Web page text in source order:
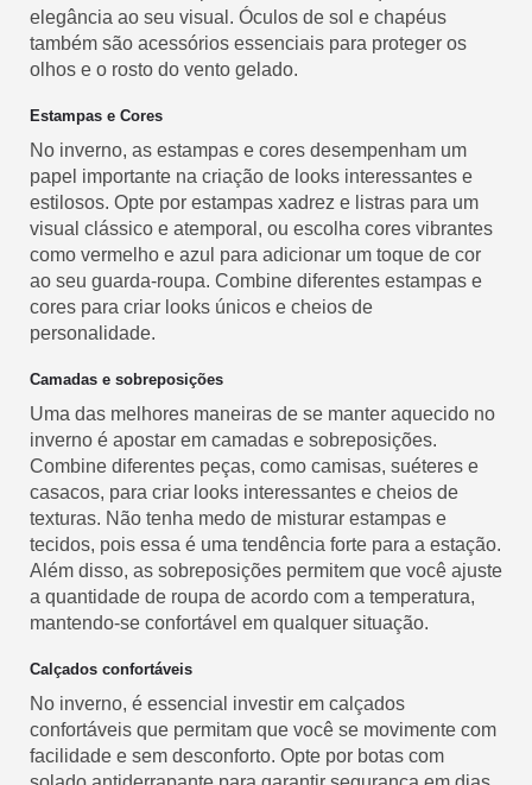
elegância ao seu visual. Óculos de sol e chapéus
também são acessórios essenciais para proteger os
olhos e o rosto do vento gelado.
Estampas e Cores
No inverno, as estampas e cores desempenham um
papel importante na criação de looks interessantes e
estilosos. Opte por estampas xadrez e listras para um
visual clássico e atemporal, ou escolha cores vibrantes
como vermelho e azul para adicionar um toque de cor
ao seu guarda-roupa. Combine diferentes estampas e
cores para criar looks únicos e cheios de
personalidade.
Camadas e sobreposições
Uma das melhores maneiras de se manter aquecido no
inverno é apostar em camadas e sobreposições.
Combine diferentes peças, como camisas, suéteres e
casacos, para criar looks interessantes e cheios de
texturas. Não tenha medo de misturar estampas e
tecidos, pois essa é uma tendência forte para a estação.
Além disso, as sobreposições permitem que você ajuste
a quantidade de roupa de acordo com a temperatura,
mantendo-se confortável em qualquer situação.
Calçados confortáveis
No inverno, é essencial investir em calçados
confortáveis que permitam que você se movimente com
facilidade e sem desconforto. Opte por botas com